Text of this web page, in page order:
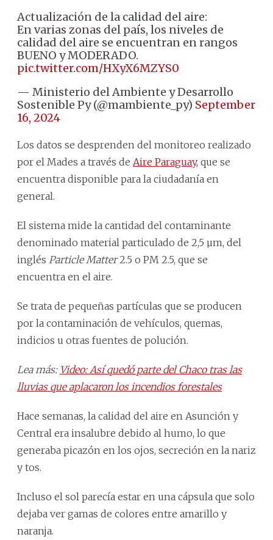
Actualización de la calidad del aire:
En varias zonas del país, los niveles de
calidad del aire se encuentran en rangos
BUENO y MODERADO.
pic.twitter.com/HXyX6MZYS0
— Ministerio del Ambiente y Desarrollo
Sostenible Py (@mambiente_py) September
16, 2024
Los datos se desprenden del monitoreo realizado
por el Mades a través de Aire Paraguay, que se
encuentra disponible para la ciudadanía en
general.
El sistema mide la cantidad del contaminante
denominado material particulado de 2,5 µm, del
inglés Particle Matter2.5 o PM 2.5, que se
encuentra en el aire.
Se trata de pequeñas partículas que se producen
por la contaminación de vehículos, quemas,
indicios u otras fuentes de polución.
Lea más: Video: Así quedó parte del Chaco tras las
lluvias que aplacaron los incendios forestales
Hace semanas, la calidad del aire en Asunción y
Central era insalubre debido al humo, lo que
generaba picazón en los ojos, secreción en la nariz
y tos.
Incluso el sol parecía estar en una cápsula que solo
dejaba ver gamas de colores entre amarillo y
naranja.